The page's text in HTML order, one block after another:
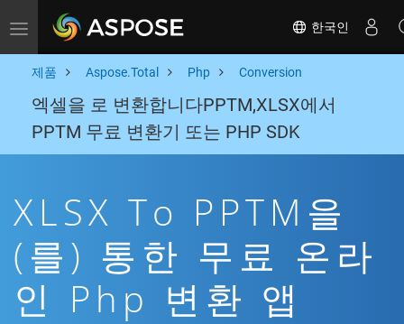
Toggle navigation 한국인
제품 Aspose.Total Php Conversion
엑셀을 로 변환합니다PPTM,XLSX에서
PPTM 무료 변환기 또는 PHP SDK
XLSX To PPTM을
(를) 통한 무료 온라
인 Php 변환 앱